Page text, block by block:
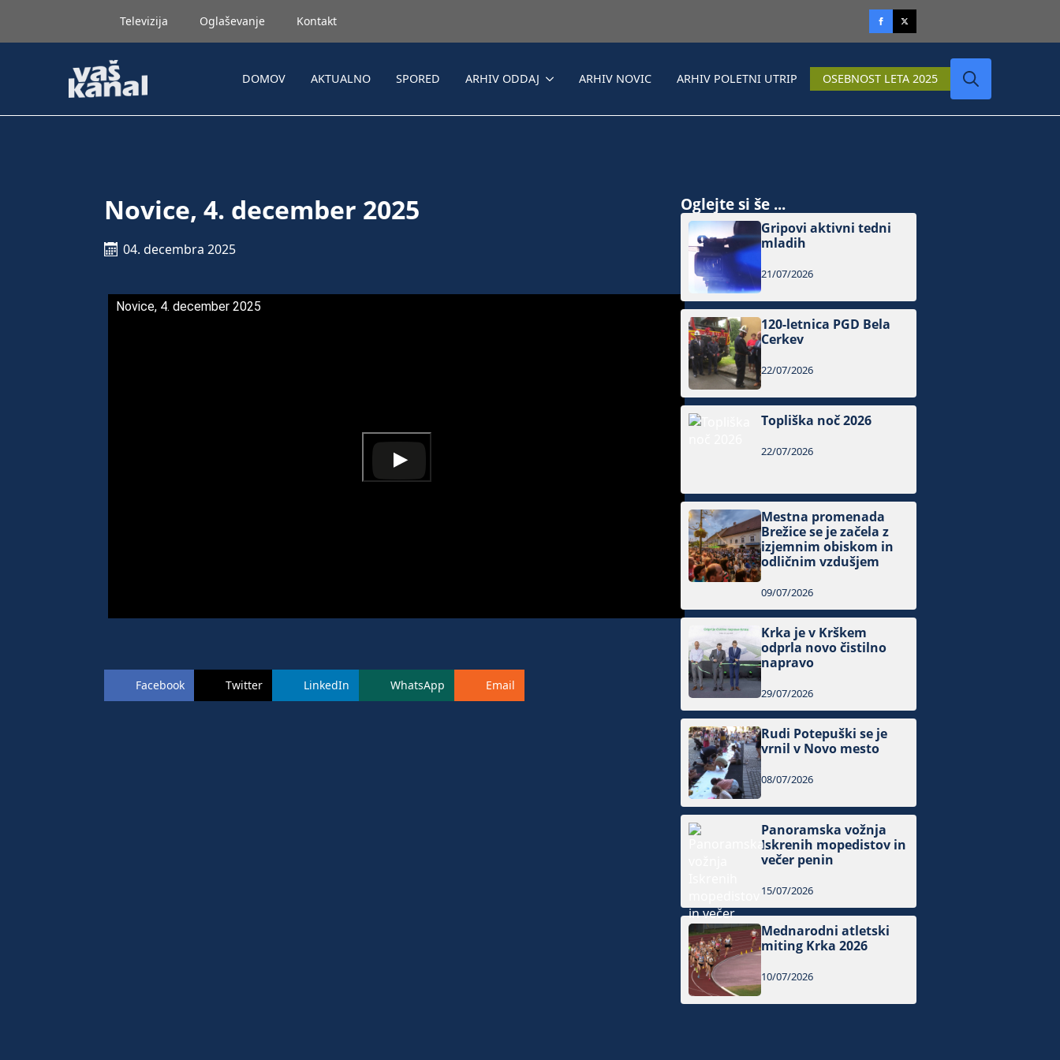
Televizija Oglaševanje Kontakt
DOMOV AKTUALNO SPORED ARHIV ODDAJ ARHIV NOVIC ARHIV POLETNI UTRIP OSEBNOST LETA 2025
Novice, 4. december 2025
04. decembra 2025
Novice, 4. december 2025
Facebook Twitter LinkedIn WhatsApp Email
Oglejte si še ...
Gripovi aktivni tedni
mladih
21/07/2026
120-letnica PGD Bela
Cerkev
22/07/2026
Topliška noč 2026
22/07/2026
Mestna promenada
Brežice se je začela z
izjemnim obiskom in
odličnim vzdušjem
09/07/2026
Krka je v Krškem
odprla novo čistilno
napravo
29/07/2026
Rudi Potepuški se je
vrnil v Novo mesto
08/07/2026
Panoramska vožnja
Iskrenih mopedistov in
večer penin
15/07/2026
Mednarodni atletski
miting Krka 2026
10/07/2026